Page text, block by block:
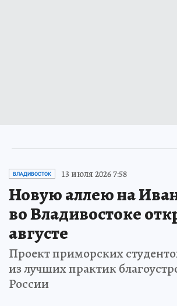
ВЛАДИВОСТОК 13 июля 2026 7:58
Новую аллею на
во Владивостоке
августе
Проект приморских
из лучших практик
России